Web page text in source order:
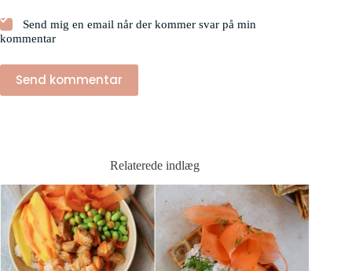
Send mig en email når der kommer svar på min
kommentar
Send kommentar
Relaterede indlæg